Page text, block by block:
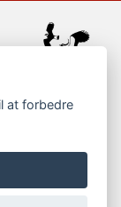
at forbedre